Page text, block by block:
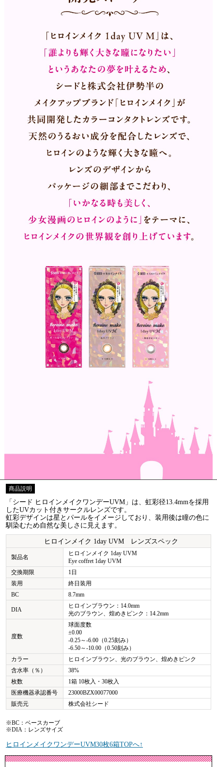
商品説明
「シード ヒロインメイクワンデーUVM」は、虹彩径13.4mmを採用
したUVカット付きサークルレンズです。
虹彩デザインは星とパールをイメージしており、装用後は瞳の色に
馴染むため自然な美しさに見えます。
ヒロインメイク 1day UVM レンズスペック
製品名
ヒロインメイク 1day UVM
Eye coffret 1day UVM
交換期限
1日
装用
終日装用
BC
8.7mm
DIA
ヒロインブラウン：14.0mm
光のブラウン、煌めきピンク：14.2mm
度数
球面度数
±0.00
-0.25～-6.00（0.25刻み）
-6.50～-10.00（0.50刻み）
カラー
ヒロインブラウン、光のブラウン、煌めきピンク
含水率（％）
38%
枚数
1箱 10枚入・30枚入
医療機器承認番号
23000BZX00077000
販売元
株式会社シード
※BC：ベースカーブ
※DIA：レンズサイズ
ヒロインメイクワンデーUVM30枚6箱TOPへ↑